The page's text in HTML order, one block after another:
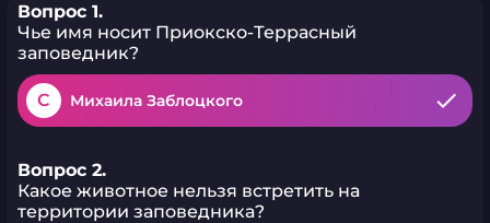
Вопрос 1.
Чье имя носит Приокско-Террасный
заповедник?
C Михаила Заблоцкого
Вопрос 2.
Какое животное нельзя встретить на
территории заповедника?